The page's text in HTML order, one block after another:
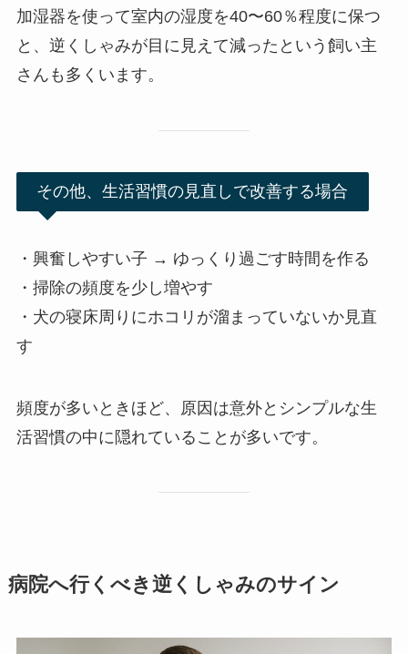
加湿器を使って室内の湿度を40〜60％程度に保つ
と、逆くしゃみが目に見えて減ったという飼い主
さんも多くいます。
その他、生活習慣の見直しで改善する場合
・興奮しやすい子 → ゆっくり過ごす時間を作る
・掃除の頻度を少し増やす
・犬の寝床周りにホコリが溜まっていないか見直
す
頻度が多いときほど、原因は意外とシンプルな生
活習慣の中に隠れていることが多いです。
病院へ行くべき逆くしゃみのサイン